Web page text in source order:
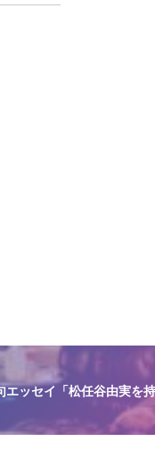
エッセイ「松任谷由実を